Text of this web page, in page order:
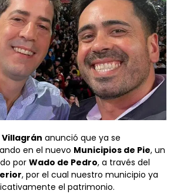
Villagrán anunció que ya se
en el nuevo Municipios de Pie, un
por Wado de Pedro, a través del
, por el cual nuestro municipio ya
el patrimonio.